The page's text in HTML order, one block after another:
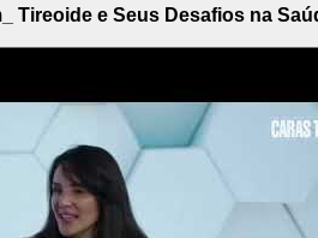
Tireoide e Seus Desafios na